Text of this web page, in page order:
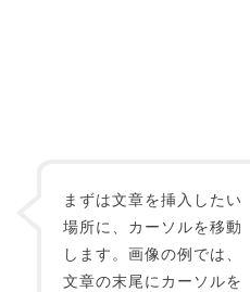
まずは文章を挿入したい
場所に、カーソルを移動
します。画像の例では、
文章の末尾にカーソルを